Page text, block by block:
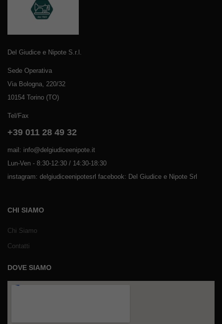
Del Giudice e Nipote S.r.l.
Sede Operativa
Via Bologna, 220/32
10154 Torino (TO)
Tel/Fax
+39 011 28 49 32
mail: info@delgiudiceenipote.it
Lun-Ven - 8:30-12:30 / 14:30-18:30
instagram: delgiudiceenipotesrl facebook: Del Giudice e Nipote Srl
CHI SIAMO
Chi Siamo
Contatti
DOVE SIAMO